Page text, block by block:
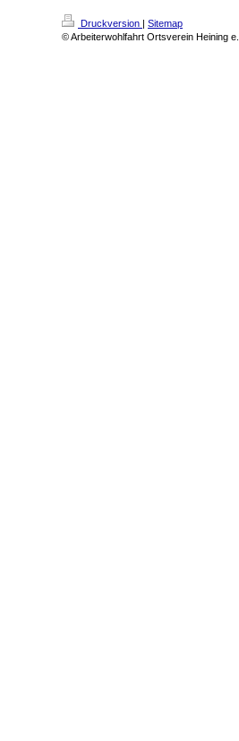
Druckversion | Sitemap
© Arbeiterwohlfahrt Ortsverein Heining